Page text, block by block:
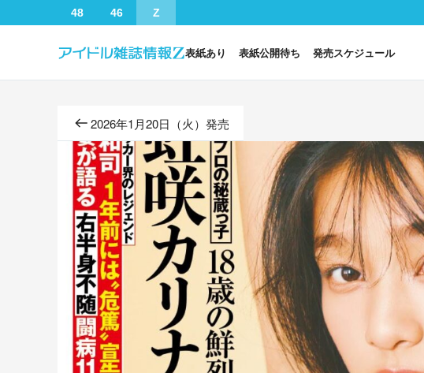
48 46 Z
表紙あり 表紙公開待ち 発売スケジュール
2026年1月20日（火）発売